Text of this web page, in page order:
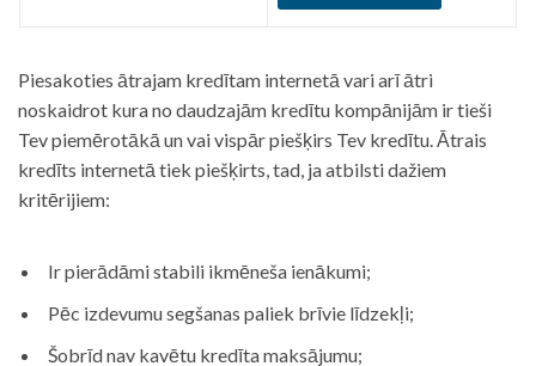
Piesakoties ātrajam kredītam internetā vari arī ātri
noskaidrot kura no daudzajām kredītu kompānijām ir tieši
Tev piemērotākā un vai vispār piešķirs Tev kredītu. Ātrais
kredīts internetā tiek piešķirts, tad, ja atbilsti dažiem
kritērijiem:
Ir pierādāmi stabili ikmēneša ienākumi;
Pēc izdevumu segšanas paliek brīvie līdzekļi;
Šobrīd nav kavētu kredīta maksājumu;